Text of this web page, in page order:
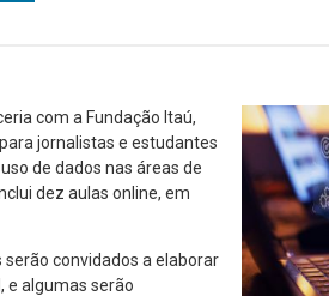
com a Fundação Itaú,
jornalistas e estudantes
de dados nas áreas de
dez aulas online, em
convidados a elaborar
e algumas serão